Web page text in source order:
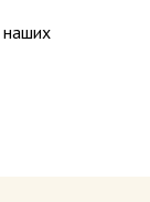
наших